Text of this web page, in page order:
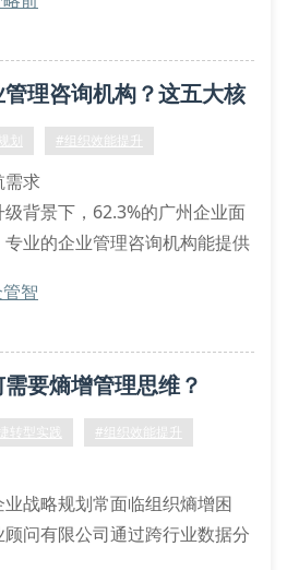
应对非线性市场波动，亟需
的调研数据显示，78.6%的企
用递减
理咨询机构？这五大核
划 #组织效能提升
需求
背景下，62.3%的广州企业面
业的企业管理咨询机构能提供
企业突破增长瓶颈。
构应具备战略解码到执行落地
业模式创新、流程再造、数字
智
要熵增管理思维？
转型实践 #组织效能提升
战略规划常面临组织熵增困
问有限公司通过跨行业数据分